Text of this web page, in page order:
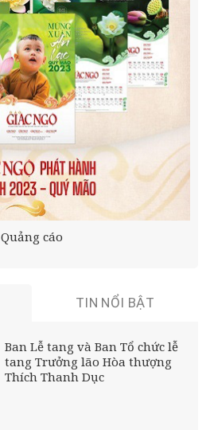
Quảng cáo
TIN NỔI BẬT
Ban Lễ tang và Ban Tổ chức lễ
tang Trưởng lão Hòa thượng
Thích Thanh Dục